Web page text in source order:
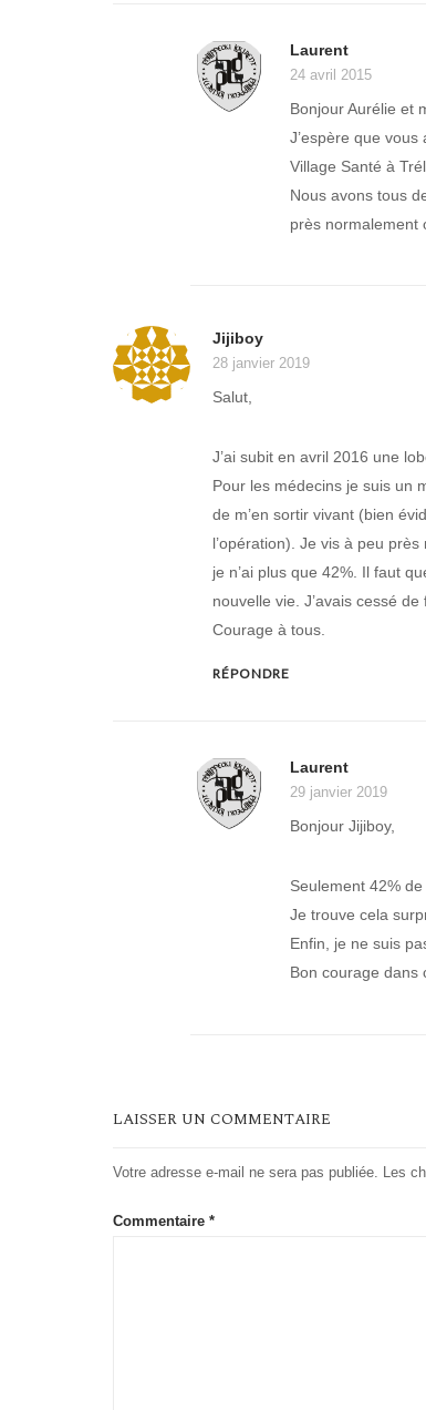
Laurent
24 avril 2015
Bonjour Aurélie et
J’espère que
Village Santé à
Nous avons tous
près normalement
Jijiboy
28 janvier 2019
Salut,
J’ai subit en avril 2016 une
Pour les médecins je suis un
de m’en sortir vivant (bien
l’opération). Je vis à peu
je n’ai plus que 42%. Il faut
nouvelle vie. J’avais cessé
Courage à tous.
RÉPONDRE
Laurent
29 janvier 2019
Bonjour Jijiboy,
Seulement 42%
Je trouve cela
Enfin, je ne suis
Bon courage dans
LAISSER UN COMMENTAIRE
Votre adresse e-mail ne sera pas publiée. Les
Commentaire *